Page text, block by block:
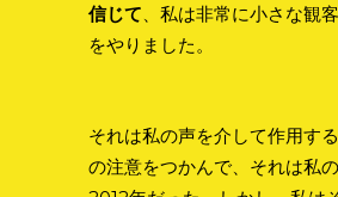
信じて 、私は非常に小さな観
をやりました。
それは私の声を介して作用す
の注意をつかんで、それは私